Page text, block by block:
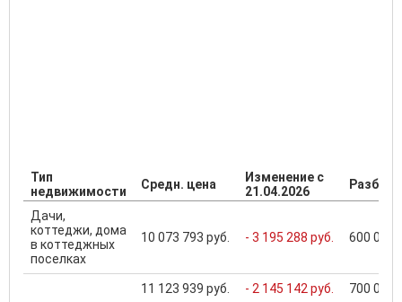
Тип
недвижимости
Средн. цена
Изменение с
21.04.2026
Дачи,
коттеджи, дома
в коттеджных
поселках
10 073 793 руб. - 3 195 288 руб. 600 000
11 123 939 руб. - 2 145 142 руб. 700 000